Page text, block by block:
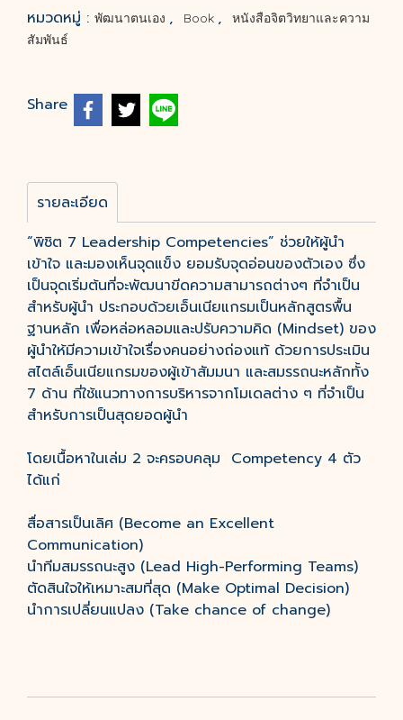
หมวดหมู่ : พัฒนาตนเอง , Book ,
หนังสือจิตวิทยาและความ
สัมพันธ์
Share
รายละเอียด
“พิชิต 7 Leadership Competencies” ช่วยให้ผู้นำ
เข้าใจ และมองเห็นจุดแข็ง ยอมรับจุดอ่อนของตัวเอง ซึ่ง
เป็นจุดเริ่มต้นที่จะพัฒนาขีดความสามารถต่างๆ ที่จำเป็น
สำหรับผู้นำ ประกอบด้วยเอ็นเนียแกรมเป็นหลักสูตรพื้น
ฐานหลัก เพื่อหล่อหลอมและปรับความคิด (Mindset) ของ
ผู้นำให้มีความเข้าใจเรื่องคนอย่างถ่องแท้ ด้วยการประเมิน
สไตล์เอ็นเนียแกรมของผู้เข้าสัมมนา และสมรรถนะหลักทั้ง
7 ด้าน ที่ใช้แนวทางการบริหารจากโมเดลต่าง ๆ ที่จำเป็น
สำหรับการเป็นสุดยอดผู้นำ
โดยเนื้อหาในเล่ม 2 จะครอบคลุม Competency 4 ตัว
ได้แก่
สื่อสารเป็นเลิศ (Become an Excellent
Communication)
นำทีมสมรรถนะสูง (Lead High-Performing Teams)
ตัดสินใจให้เหมาะสมที่สุด (Make Optimal Decision)
นำการเปลี่ยนแปลง (Take chance of change)